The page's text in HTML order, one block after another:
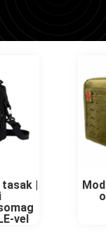
tasak |
vel